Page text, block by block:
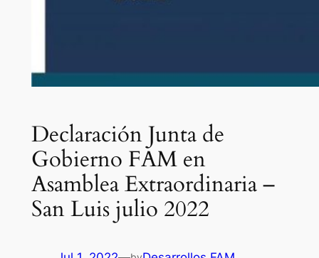
Declaración Junta de
Gobierno FAM en
Asamblea Extraordinaria –
San Luis julio 2022